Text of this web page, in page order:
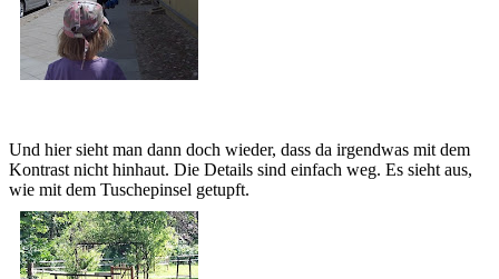
Und hier sieht man dann doch wieder, dass da irgendwas mit dem
Kontrast nicht hinhaut. Die Details sind einfach weg. Es sieht aus,
wie mit dem Tuschepinsel getupft.